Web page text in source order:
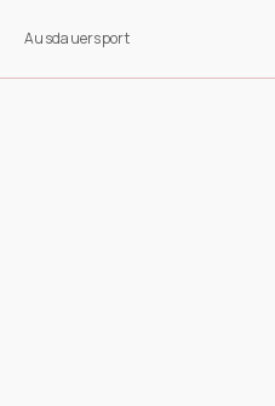
Ausdauersport